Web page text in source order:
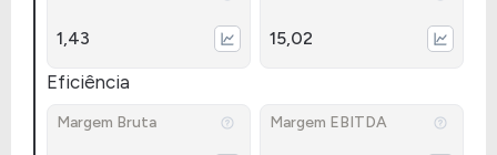
1,43 15,02
Eficiência
Margem Bruta Margem EBITDA